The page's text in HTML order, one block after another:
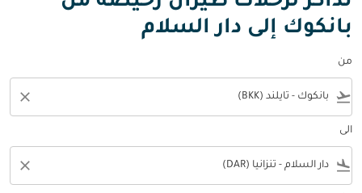
بانكوك إلى دار السلام
من
flight_takeoff
close
الى
flight_land
close